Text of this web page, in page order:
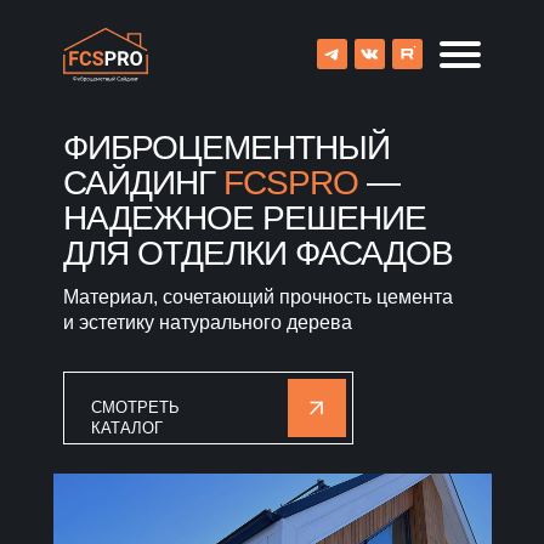
8 (800) 707-09-65
ФИБРОЦЕМЕНТНЫЙ
САЙДИНГFCSPRO —
НАДЕЖНОЕ РЕШЕНИЕ
ДЛЯ ОТДЕЛКИ ФАСАДОВ
Материал, сочетающий прочность цемента
и эстетику натурального дерева
СМОТРЕТЬ
КАТАЛОГ